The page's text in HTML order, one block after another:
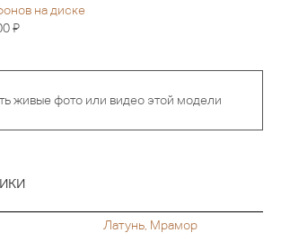
на диске
Я
живые фото или видео этой модели
Латунь, Мрамор